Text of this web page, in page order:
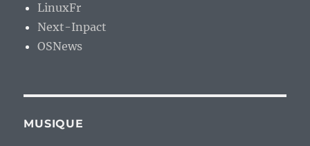
LinuxFr
Next-Inpact
OSNews
MUSIQUE